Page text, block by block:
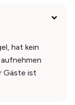
hat kein
Gäste ist